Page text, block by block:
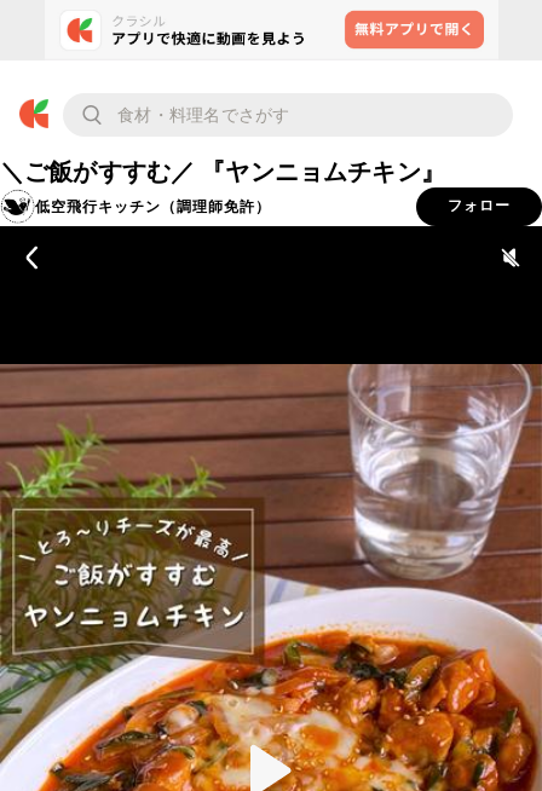
＼ご飯がすすむ／ 『ヤンニョムチキン』
低空飛行キッチン（調理師免許） フォロー